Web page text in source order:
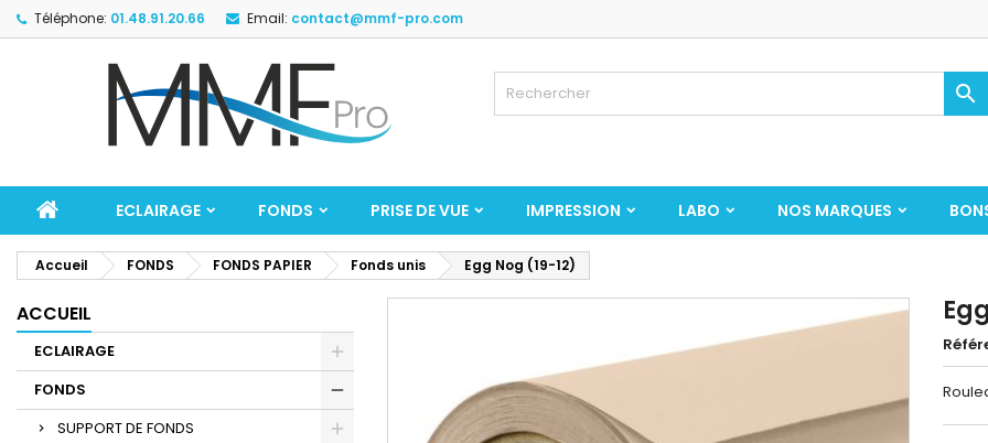
Téléphone: 01.48.91.20.66 Email: contact@mmf-pro.com

ECLAIRAGE FONDS PRISE DE VUE IMPRESSION LABO NOS MARQUES
Accueil FONDS FONDS PAPIER Fonds unis Egg Nog (19-12)
ACCUEIL
ECLAIRAGE
FONDS
SUPPORT DE FONDS